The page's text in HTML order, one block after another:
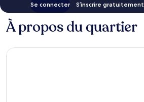
Se connecter S’inscrire gratuitement
À propos du quartier